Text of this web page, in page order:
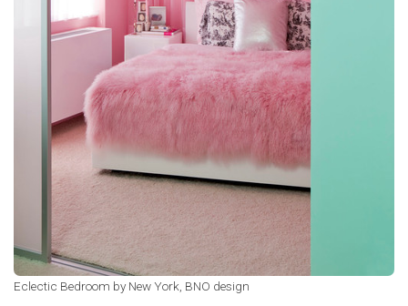
Eclectic Bedroom by New York, BNO design